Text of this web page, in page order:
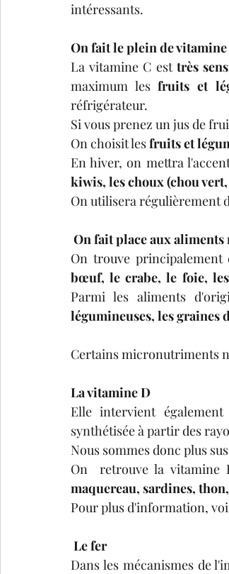
intéressants.
On fait le plein de vitamine
La vitamine C est très
maximum les fruits et
réfrigérateur.
Si vous prenez un jus de
On choisit les fruits et
En hiver, on mettra
kiwis, les choux (chou
On fait place aux aliments
On trouve
bœuf, le crabe, le foie,
Parmi les aliments
légumineuses, les graines
Certains micronutriments
La vitamine D
Elle intervient
synthétisée à partir des
Nous sommes donc plus
On  retrouve la vitamine
maquereau, sardines,
Pour plus d'information,
Le fer
Dans les mécanismes de